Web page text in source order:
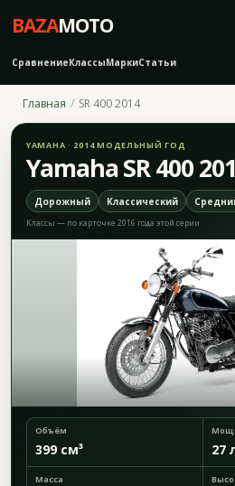
BAZAMOTO
СравнениеКлассыМаркиСтатьи
Главная SR 400 2014
YAMAHA · 2014 МОДЕЛЬНЫЙ ГОД
Yamaha SR 400
Дорожный Классический
Классы — по карточке 2016 года этой серии
Объём
399 см³ 27
Масса